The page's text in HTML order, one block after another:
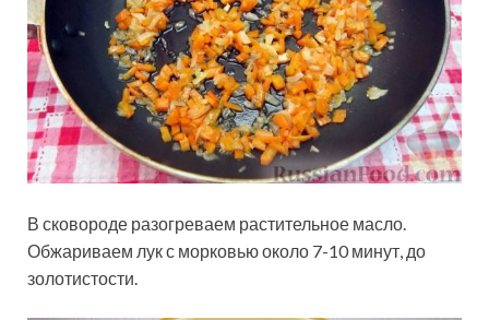
В сковороде разогреваем растительное масло.
Обжариваем лук с морковью около 7-10 минут, до
золотистости.